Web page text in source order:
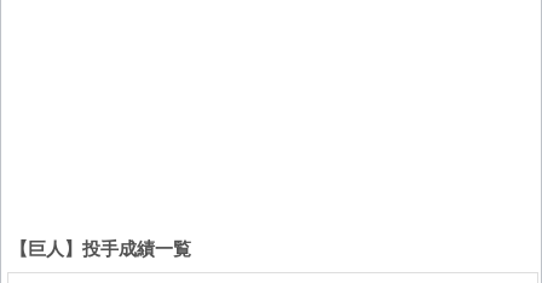
【巨人】投手成績一覧